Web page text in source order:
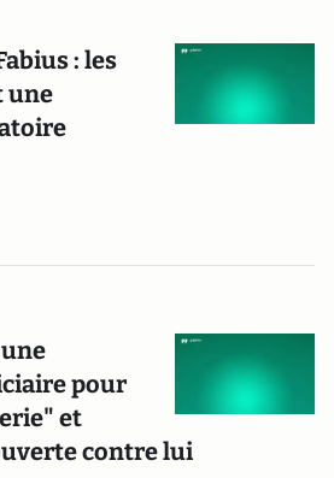
: les
une
pour
et
contre lui